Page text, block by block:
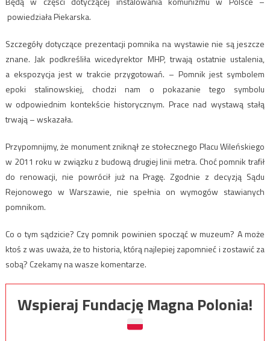
powiedziała Piekarska.
Szczegóły dotyczące prezentacji pomnika na wystawie nie są jeszcze
znane. Jak podkreśliła wicedyrektor MHP, trwają ostatnie ustalenia,
a ekspozycja jest w trakcie przygotowań. – Pomnik jest symbolem
epoki stalinowskiej, chodzi nam o pokazanie tego symbolu
w odpowiednim kontekście historycznym. Prace nad wystawą stałą
trwają – wskazała.
Przypomnijmy, że monument zniknął ze stołecznego Placu Wileńskiego
w 2011 roku w związku z budową drugiej linii metra. Choć pomnik trafił
do renowacji, nie powrócił już na Pragę. Zgodnie z decyzją Sądu
Rejonowego w Warszawie, nie spełnia on wymogów stawianych
pomnikom.
Co o tym sądzicie? Czy pomnik powinien spocząć w muzeum? A może
ktoś z was uważa, że to historia, którą najlepiej zapomnieć i zostawić za
sobą? Czekamy na wasze komentarze.
Wspieraj Fundację Magna Polonia!